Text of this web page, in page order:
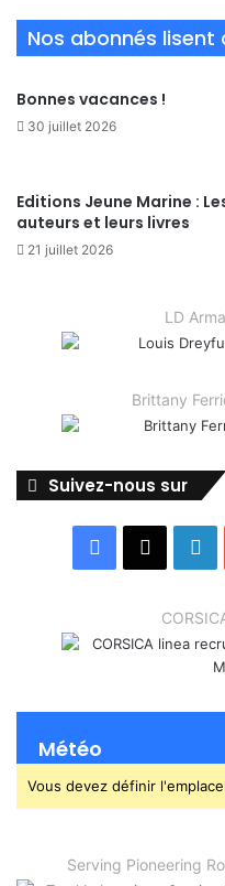
Nos abonnés lisent
Bonnes vacances !
30 juillet 2026
Editions Jeune Marine :
auteurs et leurs livres
21 juillet 2026
LD
Brittany
Suivez-nous sur
Facebook
X
Météo
Vous devez définir
Serving Pioneering